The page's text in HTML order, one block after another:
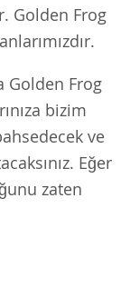
Golden Frog
Golden Frog
bizim
ve
Eğer
zaten